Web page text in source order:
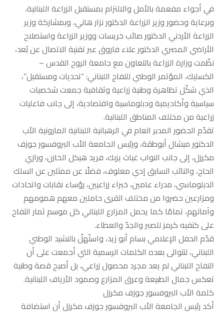
في أجواء مفعمة بالأمل والالتزام بمستقبل الزراعة اللبنانية،
وبرعاية وحضور وزير الزراعة الدكتور نزار هاني، وبمشاركة وزير
الزراعة الأردني الدكتور صائب خريسات ووزير الزراعة واستصلاح
الأراضي المصري الدكتور علاء فاروق عبر تقنية الاتصال عن بُعد،
نظّمت وزارة الزراعة بالتعاون مع جامعة الروح القدس –
الكسليك، المؤتمر الوطني للتفاح اللبناني: “تحديات ومستقبل”،
الذي شكّل تظاهرة وطنية زراعية وثقافية جمعت شخصيات
سياسية وأكاديمية ودبلوماسية واقتصادية، إلى جانب فاعليات
زراعية من مختلف المناطق اللبنانية.
تقدّم الحضور المدبر العام في الرهبانية اللبنانية المارونية الأب
الدكتور ميشال أبوطقة، ورئيس الجامعة الأب البروفسور جوزف
مكرزل، إلى جانب النواب غياث يزبك، فريد هيكل الخازن، ورازي
الحاج، والنائب السابق إدي معلوف، فضلًا عن ممثلين عن السلك
الدبلوماسي، مدراء عامين، خبراء زراعيين، رؤساء نقابات واتحادات
ومزارعين حضروا من مختلف القرى حاملين معهم همومهم
وآمالهم، تمامًا كما يحمل المزارع اللبناني كل موسم ثمار التفاح
على كتفيه كرمز للصبر والجدّ والعطاء.
قدّم الحفل الإعلامي بسام أبو زيد، واستُهلّ بالنشيد الوطني
اللبناني، لتتوالى بعده الكلمات الرسمية التي أجمعت على أن
التفاح اللبناني لم يعد مجرد محصول زراعي، بل أصبح قصة وطنية
تعكس جمال الطبيعة وعرق المزارع وصمود الأرياف اللبنانية.
كلمة الأب البروفسور جوزف مكرزل
أكد رئيس الجامعة الأب البروفسور جوزف مكرزل أن استضافة